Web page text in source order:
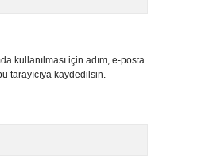
kullanılması için adım, e-posta
tarayıcıya kaydedilsin.